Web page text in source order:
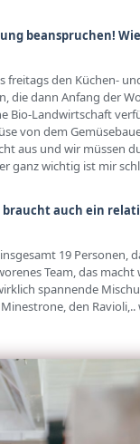
beanspruchen!
freitags den Küchen-
die dann Anfang der
Bio-Landwirtschaft
von dem
aus und wir müssen
ganz wichtig ist mir
auch ein
19 Personen,
Team, das
spannende
den